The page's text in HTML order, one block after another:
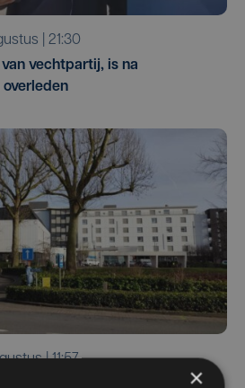
| 21:30
vechtpartij, is na
| 11:57
versterken dienst in AZ
×